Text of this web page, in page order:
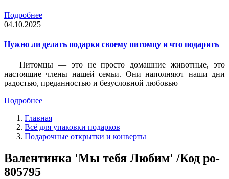
Подробнее
04.10.2025
Нужно ли делать подарки своему питомцу и что подарить
Питомцы — это не просто домашние животные, это
настоящие члены нашей семьи. Они наполняют наши дни
радостью, преданностью и безусловной любовью
Подробнее
Главная
Всё для упаковки подарков
Подарочные открытки и конверты
Валентинка 'Мы тебя Любим' /Код po-
805795